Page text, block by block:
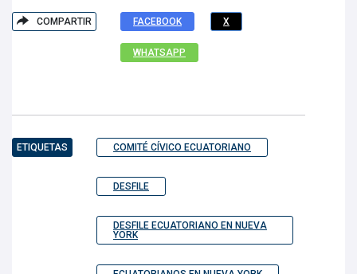
COMPARTIR FACEBOOK X
WHATSAPP
ETIQUETAS COMITÉ CÍVICO ECUATORIANO
DESFILE
DESFILE ECUATORIANO EN NUEVA
YORK